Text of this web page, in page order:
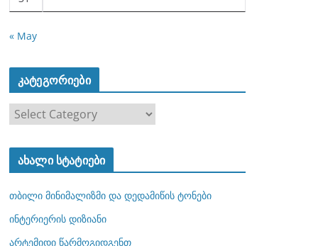
« May
კატეგორიები
ტ
ო
რ
ახალი სტატიები
თბილი მინიმალიზმი და დედამიწის ტონები
ინტერიერის დიზიანი
არტემიდი წარმოგიდგენთ